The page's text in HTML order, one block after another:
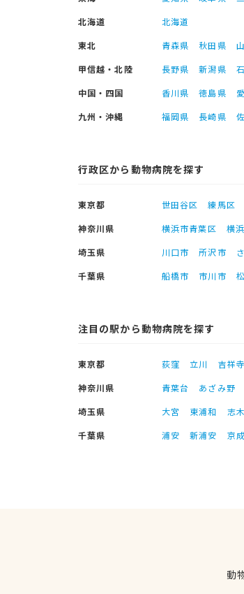
北海道
北海道
東北
青森県 秋田県
甲信越・北陸
長野県 新潟県
中国・四国
香川県 徳島県
九州・沖縄
福岡県 長崎県
行政区から動物病院を探す
東京都 世田谷区 練馬区
神奈川県
横浜市青葉区 横
埼玉県
川口市 所沢市
千葉県
船橋市 市川市
注目の駅から動物病院を探す
東京都 荻窪 立川 吉祥寺
神奈川県
青葉台 あざみ野
埼玉県
大宮 東浦和 志木
千葉県
浦安 新浦安 京
動